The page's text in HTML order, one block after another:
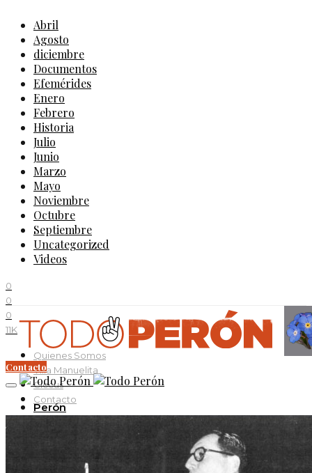
Abril
Agosto
diciembre
Documentos
Efemérides
Enero
Febrero
Historia
Julio
Junio
Marzo
Mayo
Noviembre
Octubre
Septiembre
Uncategorized
Videos
0
0
0
11K
Quienes Somos
Villa Manuelita
Ciccus
Contacto
Contacto
Perón
Documentos
Curso Evita Capitana